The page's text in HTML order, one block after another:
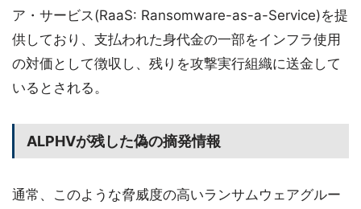
ア・サービス(RaaS: Ransomware-as-a-Service)を提
供しており、支払われた身代金の一部をインフラ使用
の対価として徴収し、残りを攻撃実行組織に送金して
いるとされる。
ALPHVが残した偽の摘発情報
通常、このような脅威度の高いランサムウェアグルー